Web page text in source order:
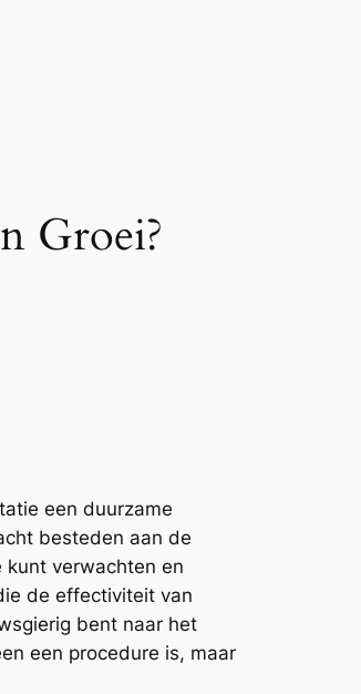
Groei?
een duurzame
besteden aan de
kunt verwachten en
de effectiviteit van
bent naar het
een procedure is, maar